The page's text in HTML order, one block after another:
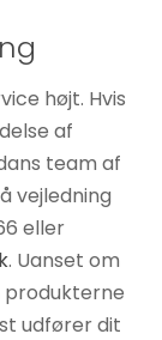
højt. Hvis
af
team af
vejledning
eller
. Uanset om
produkterne
udfører dit